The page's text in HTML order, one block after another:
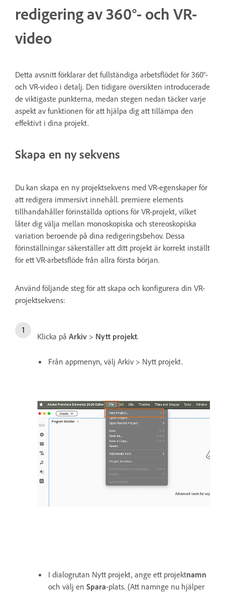
redigering av 360°- och VR-
video
Detta avsnitt förklarar det fullständiga arbetsflödet för 360°-
och VR-video i detalj. Den tidigare översikten introducerade
de viktigaste punkterna, medan stegen nedan täcker varje
aspekt av funktionen för att hjälpa dig att tillämpa den
effektivt i dina projekt.
Skapa en ny sekvens
Du kan skapa en ny projektsekvens med VR-egenskaper för
att redigera immersivt innehåll. premiere elements
tillhandahåller förinställda options för VR-projekt, vilket
låter dig välja mellan monoskopiska och stereoskopiska
variation beroende på dina redigeringsbehov. Dessa
förinställningar säkerställer att ditt projekt är korrekt inställt
för ett VR-arbetsflöde från allra första början.
Använd följande steg för att skapa och konfigurera din VR-
projektsekvens:
Klicka på Arkiv > Nytt projekt.
Från appmenyn, välj Arkiv > Nytt projekt.
I dialogrutan Nytt projekt, ange ett projektnamn
och välj en Spara-plats. (Att namnge nu hjälper